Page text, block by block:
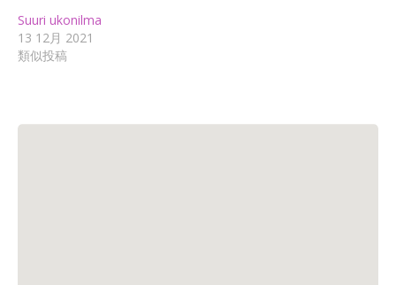
Suuri ukonilma
13 12月 2021
類似投稿